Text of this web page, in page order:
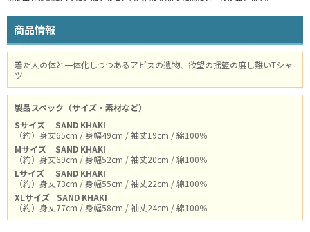
商品情報
着た人の体と一体化しつつあるアビスの遺物、欲望の揺籃の度し難いTシャ
ツ
製品スペック（サイズ・素材など）
Sサイズ
SAND KHAKI
（約）身丈65cm / 身幅49cm / 袖丈19cm / 綿100％
Mサイズ
SAND KHAKI
（約）身丈69cm / 身幅52cm / 袖丈20cm / 綿100％
Lサイズ
SAND KHAKI
（約）身丈73cm / 身幅55cm / 袖丈22cm / 綿100％
XLサイズ
SAND KHAKI
（約）身丈77cm / 身幅58cm / 袖丈24cm / 綿100％